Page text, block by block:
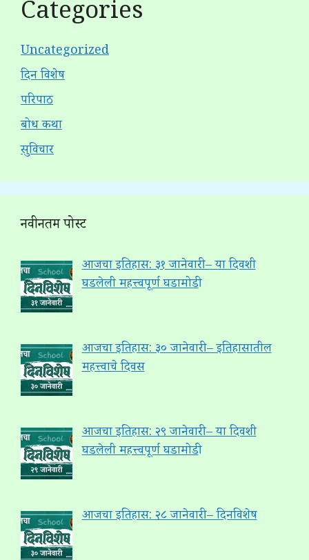
Categories
Uncategorized
दिन विशेष
परिपाठ
बोध कथा
सुविचार
नवीनतम पोस्ट
आजचा इतिहास: ३१ जानेवारी – या दिवशी
घडलेली महत्त्वपूर्ण घडामोडी
आजचा इतिहास: ३० जानेवारी – इतिहासातील
महत्त्वाचे दिवस
आजचा इतिहास: २९ जानेवारी – या दिवशी
घडलेली महत्त्वपूर्ण घडामोडी
आजचा इतिहास: २८ जानेवारी – दिनविशेष